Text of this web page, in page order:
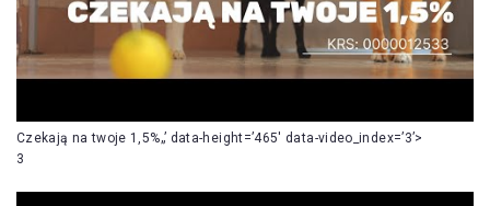
Czekają na twoje 1,5%„’ data-height=’465′ data-video_index=’3’>
3